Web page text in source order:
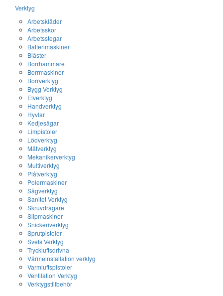
Verktyg
Arbetskläder
Arbetsskor
Arbetsstegar
Batterimaskiner
Bläster
Borrhammare
Borrmaskiner
Borrverktyg
Bygg Verktyg
Elverktyg
Handverktyg
Hyvlar
Kedjesågar
Limpistoler
Lödverktyg
Mätverktyg
Mekanikerverktyg
Multiverktyg
Plåtverktyg
Polermaskiner
Sågverktyg
Sanitet Verktyg
Skruvdragare
Slipmaskiner
Snickeriverktyg
Sprutpistoler
Svets Verktyg
Tryckluftsdrivna
Värmeinstallation verktyg
Varmluftspistoler
Ventilation Verktyg
Verktygstillbehör